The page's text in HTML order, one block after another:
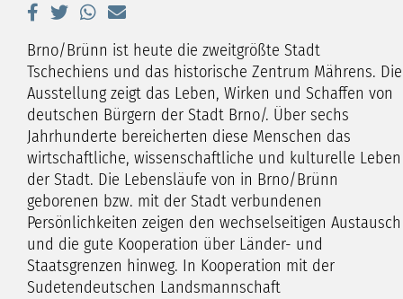
Brno/Brünn ist heute die zweitgrößte Stadt
Tschechiens und das historische Zentrum Mährens. Die
Ausstellung zeigt das Leben, Wirken und Schaffen von
deutschen Bürgern der Stadt Brno/. Über sechs
Jahrhunderte bereicherten diese Menschen das
wirtschaftliche, wissenschaftliche und kulturelle Leben
der Stadt. Die Lebensläufe von in Brno/Brünn
geborenen bzw. mit der Stadt verbundenen
Persönlichkeiten zeigen den wechselseitigen Austausch
und die gute Kooperation über Länder- und
Staatsgrenzen hinweg. In Kooperation mit der
Sudetendeutschen Landsmannschaft